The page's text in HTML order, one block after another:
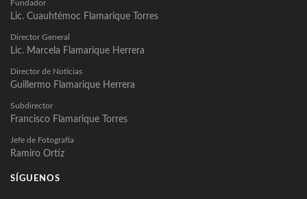
Fundador
Lic. Cuauhtémoc Flamarique Torres
Director General
Lic. Marcela Flamarique Herrera
Director de Noticias
Guillermo Flamarique Herrera
Subdirector
Francisco Flamarique Torres
Jefe de Fotografía
Ramiro Ortíz
SÍGUENOS